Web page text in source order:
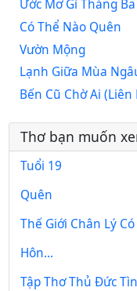
Ước Mơ Gì Tháng Ba
Có Thể Nào Quên
Vườn Mộng
Lạnh Giữa Mùa
Bến Cũ Chờ Ai
Thơ bạn muốn
Tuổi 19
Quên
Thế Giới Chân Lý
Hôn...
Tập Thơ Thủ Đức